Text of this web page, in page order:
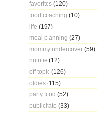
favorites (120)
food coaching (10)
life (197)
meal planning (27)
mommy undercover (59)
nutritie (12)
off topic (126)
oldies (115)
party food (52)
publicitate (33)